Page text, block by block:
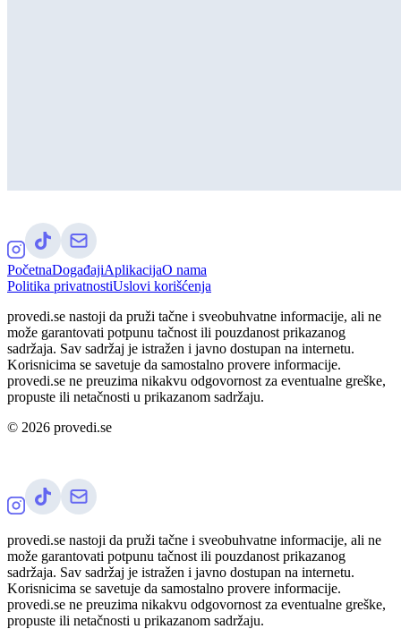
PočetnaDogađajiAplikacijaO nama
Politika privatnostiUslovi korišćenja
provedi.se nastoji da pruži tačne i sveobuhvatne informacije, ali ne
može garantovati potpunu tačnost ili pouzdanost prikazanog
sadržaja. Sav sadržaj je istražen i javno dostupan na internetu.
Korisnicima se savetuje da samostalno provere informacije.
provedi.se ne preuzima nikakvu odgovornost za eventualne greške,
propuste ili netačnosti u prikazanom sadržaju.
© 2026 provedi.se
provedi.se nastoji da pruži tačne i sveobuhvatne informacije, ali ne
može garantovati potpunu tačnost ili pouzdanost prikazanog
sadržaja. Sav sadržaj je istražen i javno dostupan na internetu.
Korisnicima se savetuje da samostalno provere informacije.
provedi.se ne preuzima nikakvu odgovornost za eventualne greške,
propuste ili netačnosti u prikazanom sadržaju.